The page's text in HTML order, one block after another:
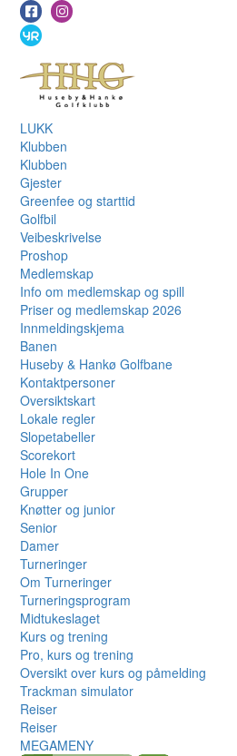
LUKK
Klubben
Klubben
Gjester
Greenfee og starttid
Golfbil
Veibeskrivelse
Proshop
Medlemskap
Info om medlemskap og spill
Priser og medlemskap 2026
Innmeldingskjema
Banen
Huseby & Hankø Golfbane
Kontaktpersoner
Oversiktskart
Lokale regler
Slopetabeller
Scorekort
Hole In One
Grupper
Knøtter og junior
Senior
Damer
Turneringer
Om Turneringer
Turneringsprogram
Midtukeslaget
Kurs og trening
Pro, kurs og trening
Oversikt over kurs og påmelding
Trackman simulator
Reiser
Reiser
MEGAMENY